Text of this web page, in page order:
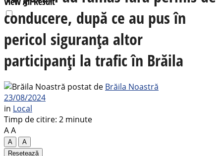
conducere, după ce au pus în
pericol siguranța altor
participanți la trafic în Brăila
postat de Brăila Noastră
23/08/2024
in Local
Timp de citire: 2 minute
AA
A
A
Resetează